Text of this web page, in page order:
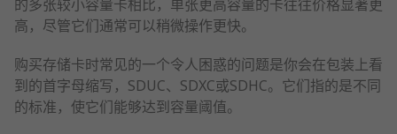
的多张较小容量卡相比，单张更高容量的卡往往价格显著更
高，尽管它们通常可以稍微操作更快。
购买存储卡时常见的一个令人困惑的问题是你会在包装上看
到的首字母缩写，SDUC、SDXC或SDHC。它们指的是不同
的标准，使它们能够达到容量阈值。